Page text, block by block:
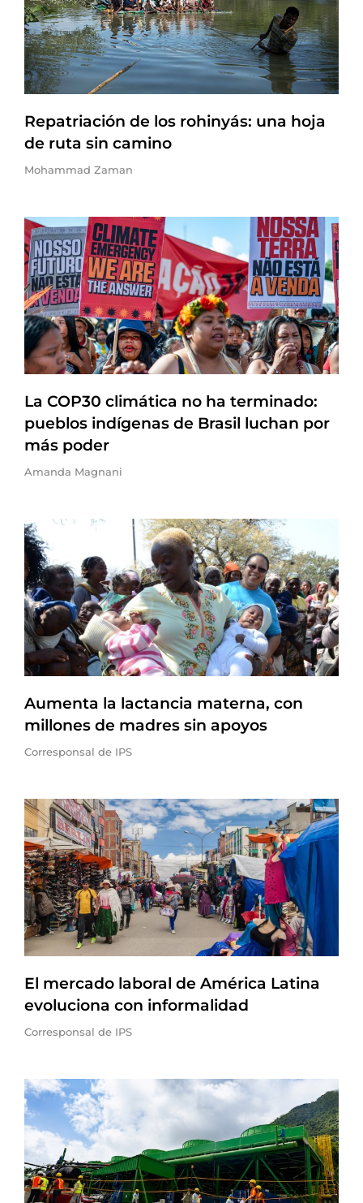
Repatriación de los rohinyás: una hoja
de ruta sin camino
Mohammad Zaman
La COP30 climática no ha terminado:
pueblos indígenas de Brasil luchan por
más poder
Amanda Magnani
Aumenta la lactancia materna, con
millones de madres sin apoyos
Corresponsal de IPS
El mercado laboral de América Latina
evoluciona con informalidad
Corresponsal de IPS